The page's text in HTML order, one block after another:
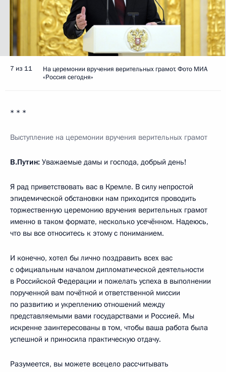
7 из 11
На церемонии вручения верительных грамот. Фото МИА
«Россия сегодня»
* * *
Выступление на церемонии вручения верительных грамот
В.Путин: Уважаемые дамы и господа, добрый день!
Я рад приветствовать вас в Кремле. В силу непростой
эпидемической обстановки нам приходится проводить
торжественную церемонию вручения верительных грамот
именно в таком формате, несколько усечённом. Надеюсь,
что вы все относитесь к этому с пониманием.
И конечно, хотел бы лично поздравить всех вас
с официальным началом дипломатической деятельности
в Российской Федерации и пожелать успеха в выполнении
порученной вам почётной и ответственной миссии
по развитию и укреплению отношений между
представляемыми вами государствами и Россией. Мы
искренне заинтересованы в том, чтобы ваша работа была
успешной и приносила практическую отдачу.
Разумеется, вы можете всецело рассчитывать